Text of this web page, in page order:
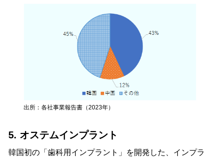
出所：各社事業報告書（2023年）
5. オステムインプラント
韓国初の「歯科用インプラント」を開発した、インプラ